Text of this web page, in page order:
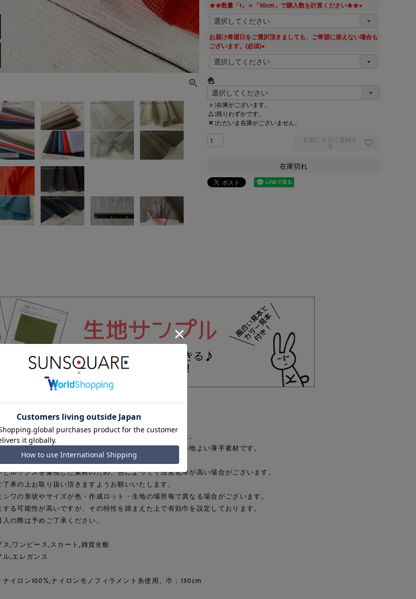
)
★★数量「1」＝「50cm」で購入数を計算ください★★
(
必
須
お届け希望日をご選択頂きましても、ご希望に添えない場合も
ございます。(必須)
(
必
)
色
○ 在庫がございます。
△ 残りわずかです。
✕ ただいま在庫がございません。
お気に入りに登録す
る
在庫切れ
け感が特徴的なナイロンリップストップ。
施すことでリラックス感のあるルックスを表現しました。
やかさ、ナイロン特有のさらっとしたドライタッチが心地よい薄手素材です。
ルックスを重視した素材のため、色によって寸法変化率が高い場合がございます。
承の上お取り扱い頂きますようお願いいたします。
ワの形状やサイズが色・作成ロット・生地の場所毎で異なる場合がございます。
る可能性が高いですが、その特性を踏まえた上で有効巾を設定しております。
の際は予めご了承ください。
ス,ワンピース,スカート,雑貨全般
ル,エレガンス
ナイロン100%,ナイロンモノフィラメント糸使用、巾：130cm